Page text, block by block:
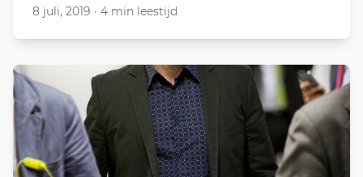
8 juli, 2019 · 4 min leestijd